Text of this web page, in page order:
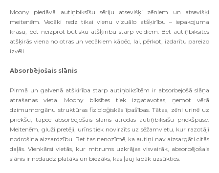
Moony piedāvā autiņbiksīšu sēriju atsevišķi zēniem un atsevišķi
meitenēm. Vecāki redz tikai vienu vizuālo atšķirību – iepakojuma
krāsu, bet neizprot būtisku atšķirību starp veidiem. Bet autiņbiksītes
atšķirās viena no otras un vecākiem kāpēc, lai, pērkot, izdarītu pareizo
izvēli.
Absorbējošais slānis
Pirmā un galvenā atšķirība starp autiņbiksītēm ir absorbejošā slāņa
atrašanas vieta. Moony biksītes tiek izgatavotas, ņemot vērā
dzimumorgānu struktūras fizioloģiskās īpašības. Tātas, zēni urinē uz
priekšu, tāpēc absorbējošais slānis atrodas autiņbiksīšu priekšpusē.
Meitenēm, gluži pretēji, urīns tiek novirzīts uz sēžamvietu, kur razotāji
nodrošina aizsardzību. Bet tas nenozīmē, ka autiņi nav aizsargāti citās
daļās. Vienkārsi vietās, kur mitrums uzkrājas visvairāk, absorbējošais
slānis ir nedaudz platāks un biezāks, kas ļauj labāk uzsūkties.